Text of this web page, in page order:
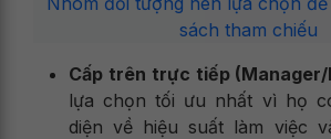
sách tham chiếu
Cấp trên trực tiếp (Manager/
lựa chọn tối ưu nhất vì họ
diện về hiệu suất làm việc